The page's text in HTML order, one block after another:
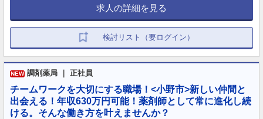
求人の詳細を見る
検討リスト（要ログイン）
NEW 調剤薬局 ｜ 正社員
チームワークを大切にする職場！<小野市>新しい仲間と
出会える！年収630万円可能！薬剤師として常に進化し続
ける。そんな働き方を叶えませんか？